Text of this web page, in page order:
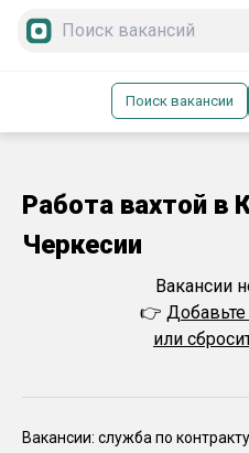
Поиск вакансии
Работа вахтой в
Черкесии
Вакансии
👉
или
Вакансии: служба по